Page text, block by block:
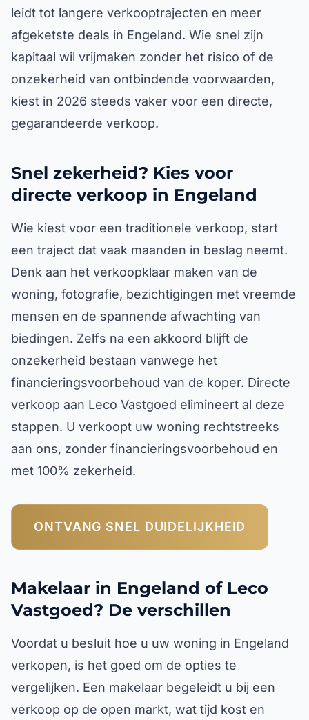
leidt tot langere verkooptrajecten en meer
afgeketste deals in Engeland. Wie snel zijn
kapitaal wil vrijmaken zonder het risico of de
onzekerheid van ontbindende voorwaarden,
kiest in 2026 steeds vaker voor een directe,
gegarandeerde verkoop.
Snel zekerheid? Kies voor
directe verkoop in Engeland
Wie kiest voor een traditionele verkoop, start
een traject dat vaak maanden in beslag neemt.
Denk aan het verkoopklaar maken van de
woning, fotografie, bezichtigingen met vreemde
mensen en de spannende afwachting van
biedingen. Zelfs na een akkoord blijft de
onzekerheid bestaan vanwege het
financieringsvoorbehoud van de koper. Directe
verkoop aan Leco Vastgoed elimineert al deze
stappen. U verkoopt uw woning rechtstreeks
aan ons, zonder financieringsvoorbehoud en
met 100% zekerheid.
ONTVANG SNEL DUIDELIJKHEID
Makelaar in Engeland of Leco
Vastgoed? De verschillen
Voordat u besluit hoe u uw woning in Engeland
verkopen, is het goed om de opties te
vergelijken. Een makelaar begeleidt u bij een
verkoop op de open markt, wat tijd kost en